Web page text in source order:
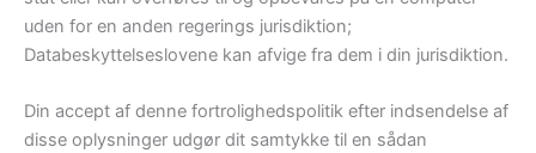
uden for en anden regerings jurisdiktion;
Databeskyttelseslovene kan afvige fra dem i din jurisdiktion.
Din accept af denne fortrolighedspolitik efter indsendelse af
disse oplysninger udgør dit samtykke til en sådan